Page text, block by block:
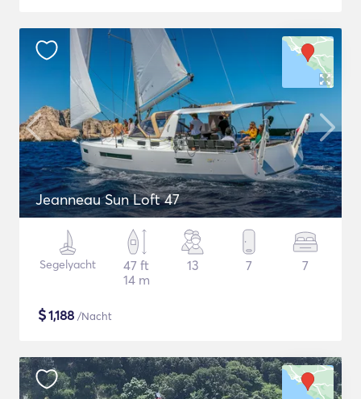
Jeanneau Sun Loft 47
Segelyacht
47 ft
14 m
13 7 7
$1,188 /Nacht